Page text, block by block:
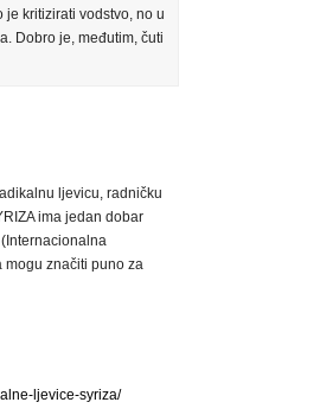
kritizirati vodstvo, no u
Dobro je, međutim, čuti
ljevicu, radničku
ima jedan dobar
mogu značiti puno za
ljevice-syriza/